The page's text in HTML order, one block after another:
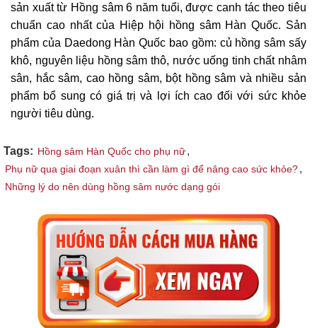
sản xuất từ Hồng sâm 6 năm tuổi, được canh tác theo tiêu
chuẩn cao nhất của Hiệp hội hồng sâm Hàn Quốc. Sản
phẩm của Daedong Hàn Quốc bao gồm: củ hồng sâm sấy
khô, nguyên liệu hồng sâm thô, nước uống tinh chất nhâm
sân, hắc sâm, cao hồng sâm, bột hồng sâm và nhiều sản
phẩm bổ sung có giá trị và lợi ích cao đối với sức khỏe
người tiêu dùng.
Tags: Hồng sâm Hàn Quốc cho phụ nữ,
Phụ nữ qua giai đoạn xuân thì cần làm gì để nâng cao sức khỏe?,
Những lý do nên dùng hồng sâm nước dạng gói